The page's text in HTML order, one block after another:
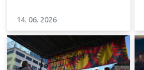
14. 06. 2026